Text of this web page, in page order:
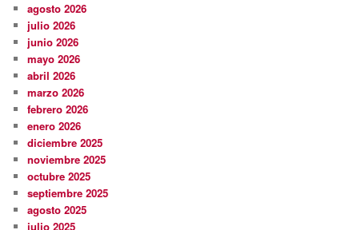
agosto 2026
julio 2026
junio 2026
mayo 2026
abril 2026
marzo 2026
febrero 2026
enero 2026
diciembre 2025
noviembre 2025
octubre 2025
septiembre 2025
agosto 2025
julio 2025